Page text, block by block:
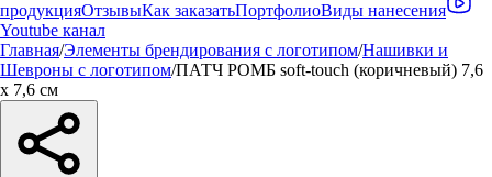
продукцияОтзывыКак заказатьПортфолиоВиды нанесения
Youtube канал
Главная/Элементы брендирования с логотипом/Нашивки и
Шевроны с логотипом/ПАТЧ РОМБ soft-touch (коричневый) 7,6
х 7,6 см